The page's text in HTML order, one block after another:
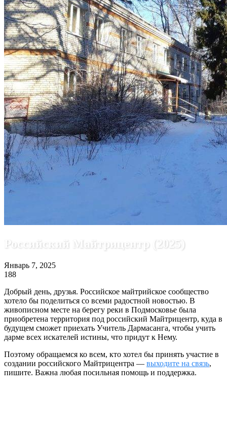
Российский Майтрицентр (2025)
Январь 7, 2025
188
Добрый день, друзья. Российское майтрийское сообщество
хотело бы поделиться со всеми радостной новостью. В
живописном месте на берегу реки в Подмосковье была
приобретена территория под российский Майтрицентр, куда в
будущем сможет приехать Учитель Дармасанга, чтобы учить
дарме всех искателей истины, что придут к Нему.
Поэтому обращаемся ко всем, кто хотел бы принять участие в
создании российского Майтрицентра — выходите на связь,
пишите. Важна любая посильная помощь и поддержка.